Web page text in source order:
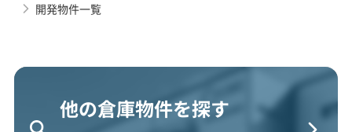
開発物件一覧
他の倉庫物件を探す